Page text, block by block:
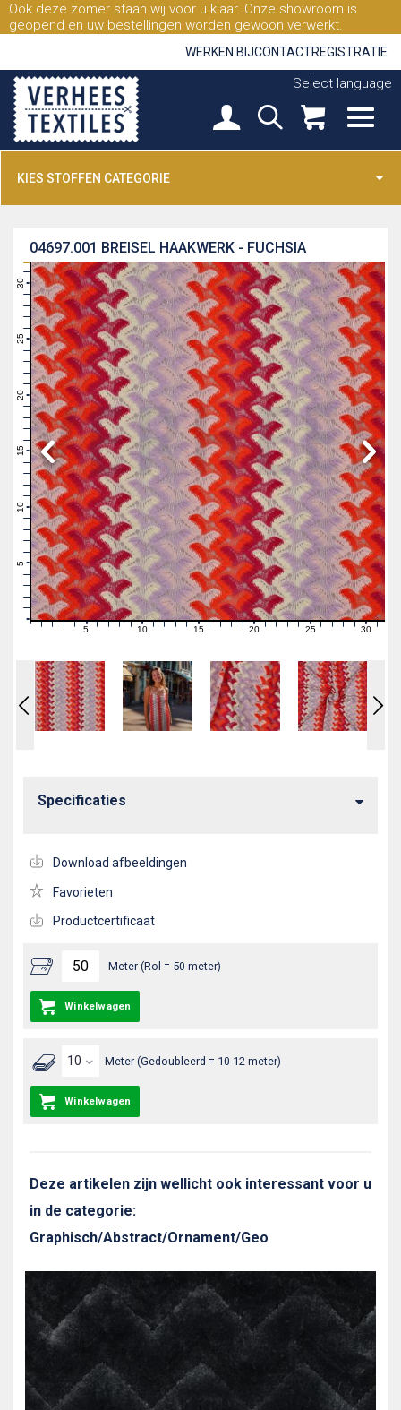
Ook deze zomer staan wij voor u klaar. Onze showroom is
geopend en uw bestellingen worden gewoon verwerkt.
WERKEN BIJCONTACTREGISTRATIE
Select language
KIES STOFFEN CATEGORIE
BREISEL HAAKWERK - FUCHSIA
04697.001
2
5
7
9
10
11
12
13
14
15
16
17
18
19
20
21
22
23
24
25
26
27
28
29
30
31
0 1 2 3 4 5 6 7 8910 1112131415161718192021222324252627282930 31
Meter (Rol = 50 meter)
Winkelwagen
Meter (Gedoubleerd = 10-12 meter)
Winkelwagen
Specificaties
Download afbeeldingen
Favorieten
Productcertificaat
Deze artikelen zijn wellicht ook interessant voor u
in de categorie:
Graphisch/Abstract/Ornament/Geo